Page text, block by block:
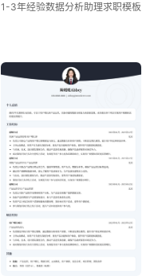
1-3年经验数据分析助理求职模板